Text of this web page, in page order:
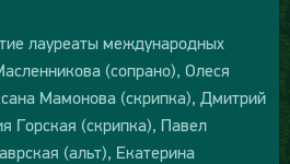
лауреаты международных
(сопрано), Олеся
Мамонова (скрипка), Дмитрий
Горская (скрипка), Павел
(альт), Екатерина